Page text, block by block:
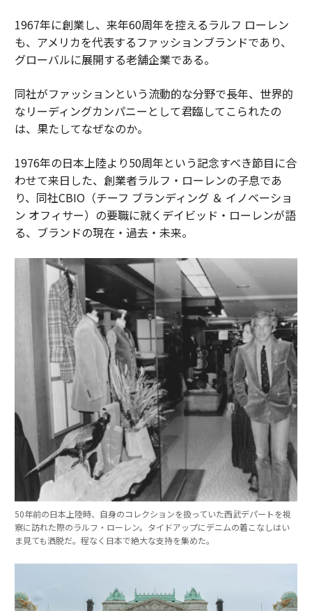
1967年に創業し、来年60周年を控えるラルフ ローレン
も、アメリカを代表するファッションブランドであり、
グローバルに展開する老舗企業である。
同社がファッションという流動的な分野で長年、世界的
なリーディングカンパニーとして君臨してこられたの
は、果たしてなぜなのか。
1976年の日本上陸より50周年という記念すべき節目に合
わせて来日した、創業者ラルフ・ローレンの子息であ
り、同社CBIO（チーフ ブランディング ＆ イノベーショ
ン オフィサー）の要職に就くデイビッド・ローレンが語
る、ブランドの現在・過去・未来。
50年前の日本上陸時、自身のコレクションを扱っていた西武デパートを視
察に訪れた際のラルフ・ローレン。タイドアップにデニムの着こなしはい
ま見ても洒脱だ。程なく日本で絶大な支持を集めた。